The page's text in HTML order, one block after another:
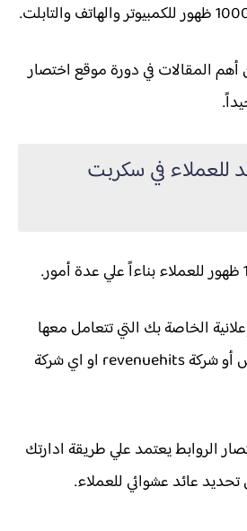
المقالات في دورة موقع اختصار
للعملاء في سكربت
الخاصة بك التي تتعامل معها
مثل شركة جوجل أدسنس أو شركة revenuehits او اي شركة
الروابط يعتمد علي طريقة ادارتك
عائد عشوائي للعملاء.